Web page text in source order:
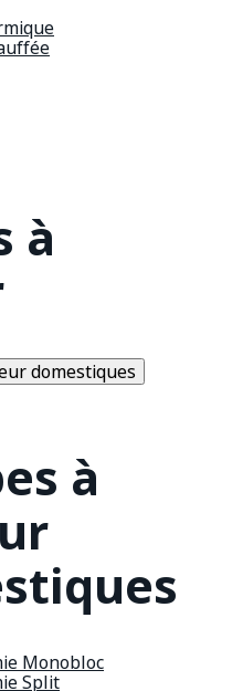
à
domestiques
à
Monobloc
Split